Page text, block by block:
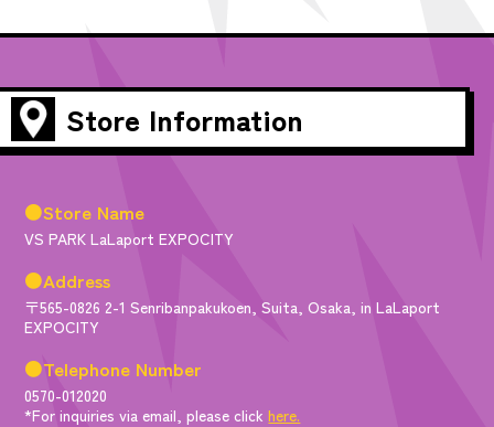
Store Information
●Store Name
VS PARK LaLaport EXPOCITY
●Address
〒565-0826 2-1 Senribanpakukoen, Suita, Osaka, in LaLaport
EXPOCITY
●Telephone Number
0570-012020
*For inquiries via email, please clickhere.